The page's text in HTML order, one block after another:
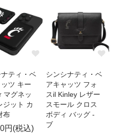
ティ・ベ
ツ キー
マグネッ
ジット カ
布
円(税込)
シンシナティ・ベ
アキャッツ フォ
スil Kinley レザー
スモール クロス
ボディ バッグ -
ブ